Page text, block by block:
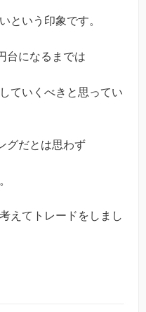
という印象です。
台になるまでは
ていくべきと思ってい
グだとは思わず
えてトレードをしまし